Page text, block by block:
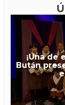
¡Una de
Bután